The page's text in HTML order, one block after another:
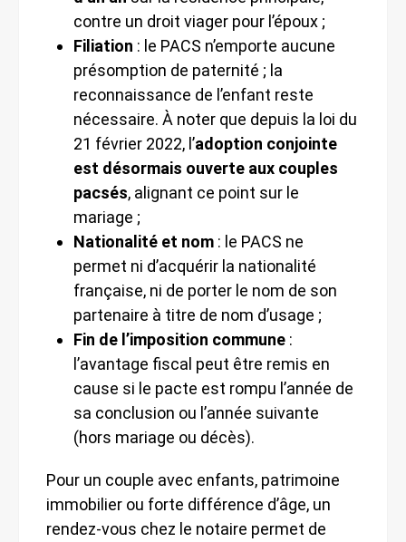
contre un droit viager pour l’époux ;
Filiation : le PACS n’emporte aucune
présomption de paternité ; la
reconnaissance de l’enfant reste
nécessaire. À noter que depuis la loi du
21 février 2022, l’adoption conjointe
est désormais ouverte aux couples
pacsés, alignant ce point sur le
mariage ;
Nationalité et nom : le PACS ne
permet ni d’acquérir la nationalité
française, ni de porter le nom de son
partenaire à titre de nom d’usage ;
Fin de l’imposition commune :
l’avantage fiscal peut être remis en
cause si le pacte est rompu l’année de
sa conclusion ou l’année suivante
(hors mariage ou décès).
Pour un couple avec enfants, patrimoine
immobilier ou forte différence d’âge, un
rendez-vous chez le notaire permet de